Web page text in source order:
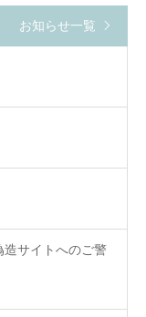
お知らせ一覧
造サイトへのご警